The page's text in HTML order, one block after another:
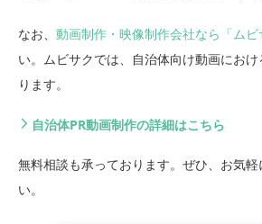
なお、 動画制作・映像制作会社なら「ムビ
い。ムビサクでは、自治体向け動画にお
ります。
自治体PR動画制作の詳細はこちら
無料相談も承っております。ぜひ、お気
い。